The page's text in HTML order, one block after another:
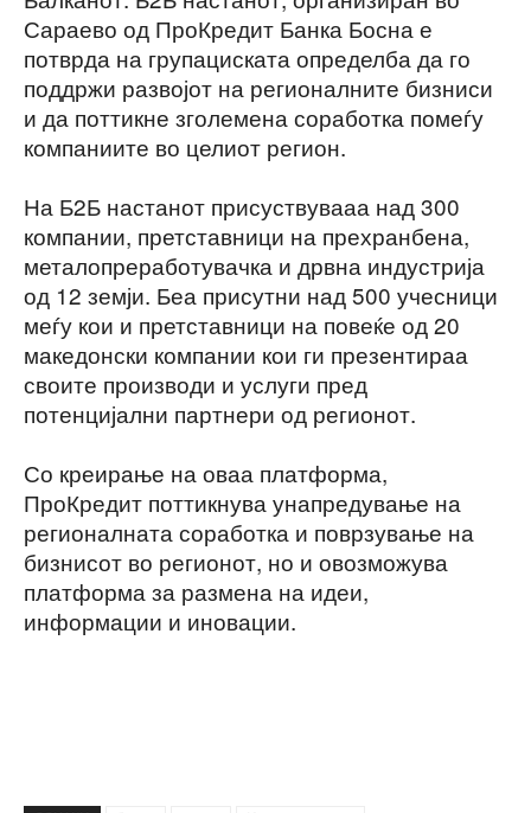
Сараево од ПроКредит Банка Босна е
потврда на групациската определба да го
поддржи развојот на регионалните бизниси
и да поттикне зголемена соработка помеѓу
компаниите во целиот регион.
На Б2Б настанот присуствувааа над 300
компании, претставници на прехранбена,
металопреработувачка и дрвна индустрија
од 12 земји. Беа присутни над 500 учесници
меѓу кои и претставници на повеќе од 20
македонски компании кои ги презентираа
своите производи и услуги пред
потенцијални партнери од регионот.
Со креирање на оваа платформа,
ПроКредит поттикнува унапредување на
регионалната соработка и поврзување на
бизнисот во регионот, но и овозможува
платформа за размена на идеи,
информации и иновации.